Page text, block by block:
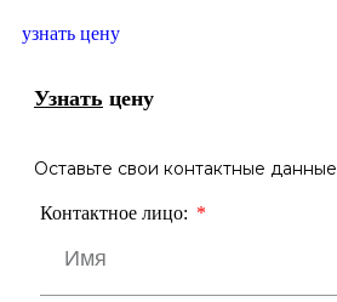
узнать цену
Контактное лицо:
Оставьте свои контактные данные
Узнать цену